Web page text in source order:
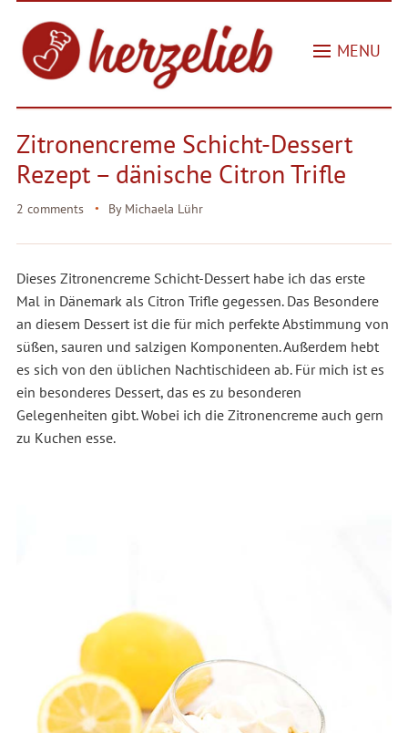
MENU
Zitronencreme Schicht-Dessert
Rezept – dänische Citron Trifle
2 comments By Michaela Lühr
Dieses Zitronencreme Schicht-Dessert habe ich das erste
Mal in Dänemark als Citron Trifle gegessen. Das Besondere
an diesem Dessert ist die für mich perfekte Abstimmung von
süßen, sauren und salzigen Komponenten. Außerdem hebt
es sich von den üblichen Nachtischideen ab. Für mich ist es
ein besonderes Dessert, das es zu besonderen
Gelegenheiten gibt. Wobei ich die Zitronencreme auch gern
zu Kuchen esse.